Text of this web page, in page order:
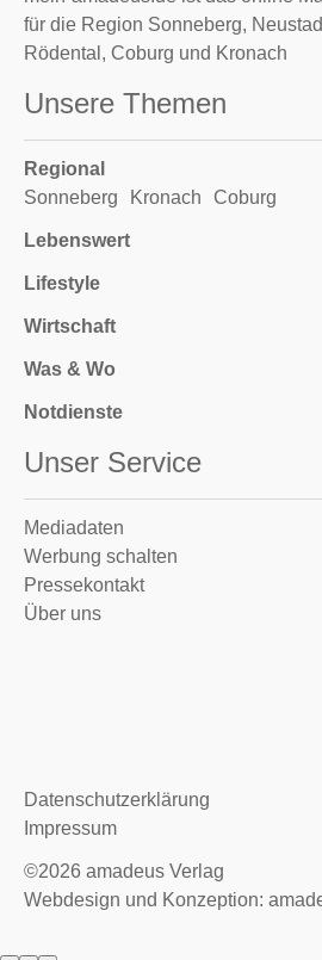
für die Region Sonneberg,
Rödental, Coburg und Kronach
Unsere Themen
Regional
Sonneberg
Kronach Coburg
Lebenswert
Lifestyle
Wirtschaft
Was & Wo
Notdienste
Unser Service
Mediadaten
Werbung schalten
Pressekontakt
Über uns
Datenschutzerklärung
Impressum
©2026 amadeus Verlag
Webdesign und Konzeption: